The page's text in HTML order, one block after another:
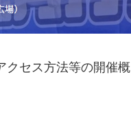
クセス方法等の開催概